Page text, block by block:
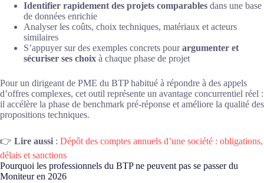
Identifier rapidement des projets comparables dans une base
de données enrichie
Analyser les coûts, choix techniques, matériaux et acteurs
similaires
S’appuyer sur des exemples concrets pourargumenter et
sécuriser ses choix à chaque phase de projet
Pour un dirigeant de PME du BTP habitué à répondre à des appels
d’offres complexes, cet outil représente un avantage concurrentiel réel :
il accélère la phase de benchmark pré-réponse et améliore la qualité des
propositions techniques.
👉 Lire aussi : Dépôt des comptes annuels d’une société : obligations,
délais et sanctions
Pourquoi les professionnels du BTP ne peuvent pas se passer du
Moniteur en 2026